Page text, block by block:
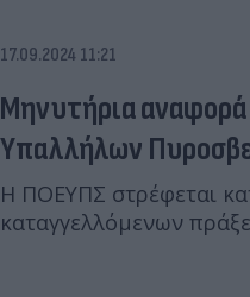
17.09.2024 11:21
Μηνυτήρια
Υπαλλήλων
Η ΠΟΕΥΠΣ στρέφεται
καταγγελλόμενων